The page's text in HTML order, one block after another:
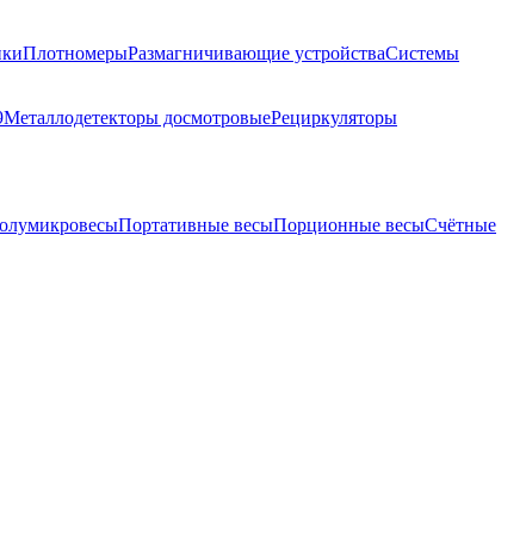
ПлотномерыРазмагничивающие устройстваСистемы
Металлодетекторы досмотровыеРециркуляторы
Портативные весыПорционные весыСчётные